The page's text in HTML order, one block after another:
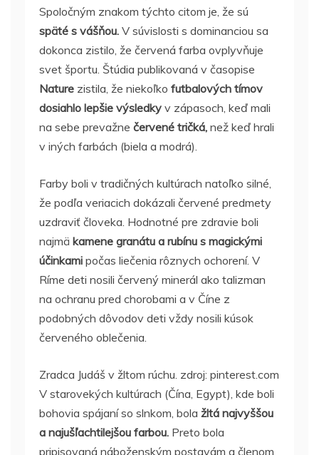
Spoločným znakom týchto citom je, že sú
späté s vášňou. V súvislosti s dominanciou sa
dokonca zistilo, že červená farba ovplyvňuje
svet športu. Štúdia publikovaná v časopise
Nature zistila, že niekoľko futbalových tímov
dosiahlo lepšie výsledky v zápasoch, keď mali
na sebe prevažne červené tričká, než keď hrali
v iných farbách (biela a modrá).
Farby boli v tradičných kultúrach natoľko silné,
že podľa veriacich dokázali červené predmety
uzdraviť človeka. Hodnotné pre zdravie boli
najmä kamene granátu a rubínu s magickými
účinkami počas liečenia rôznych ochorení. V
Ríme deti nosili červený minerál ako talizman
na ochranu pred chorobami a v Číne z
podobných dôvodov deti vždy nosili kúsok
červeného oblečenia.
Zradca Judáš v žltom rúchu. zdroj: pinterest.com
V starovekých kultúrach (Čína, Egypt), kde boli
bohovia spájaní so slnkom, bola žltá najvyššou
a najušľachtilejšou farbou. Preto bola
pripisovaná náboženským postavám a členom